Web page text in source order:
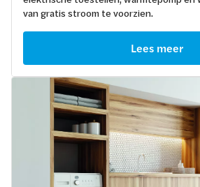
van gratis stroom te voorzien.
Lees meer